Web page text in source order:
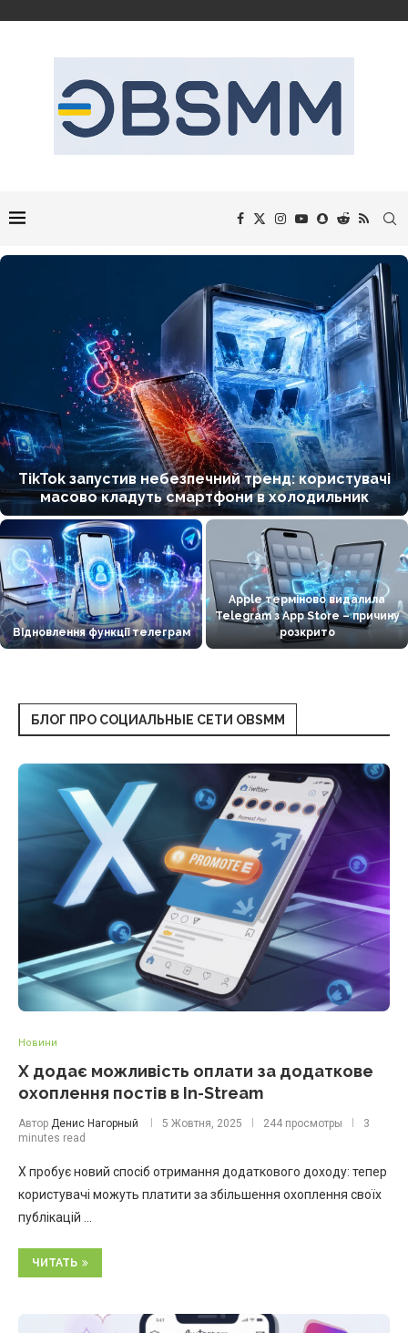
TikTok запустив небезпечний тренд: користувачі
масово кладуть смартфони в холодильник
Відновлення функції телеграм
Apple терміново видалила
Telegram з App Store – причину
розкрито
БЛОГ ПРО СОЦИАЛЬНЫЕ СЕТИ OBSMM
Новини
X додає можливість оплати за додаткове
охоплення постів в In-Stream
Автор Денис Нагорный 5 Жовтня, 2025 244 просмотры
3
minutes read
X пробує новий спосіб отримання додаткового доходу: тепер
користувачі можуть платити за збільшення охоплення своїх
публікацій …
ЧИТАТЬ